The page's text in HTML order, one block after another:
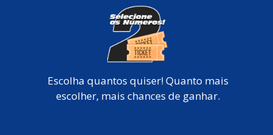
Escolha quantos quiser! Quanto mais
escolher, mais chances de ganhar.